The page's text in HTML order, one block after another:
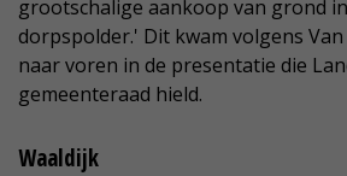
grootschalige aankoop van grond
dorpspolder.' Dit kwam volgens
naar voren in de presentatie die
gemeenteraad hield.
Waaldijk